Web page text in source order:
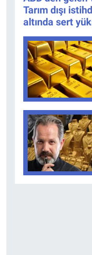
Tarım dışı
altında sert